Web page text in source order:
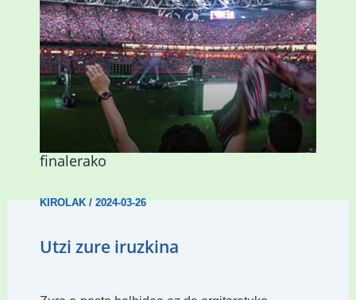
Abadiñok eta Ermuak ere pantaila
erraldoiak jarriko dituzte Kopako
finalerako
KIROLAK/2024-03-26
Utzi zure iruzkina